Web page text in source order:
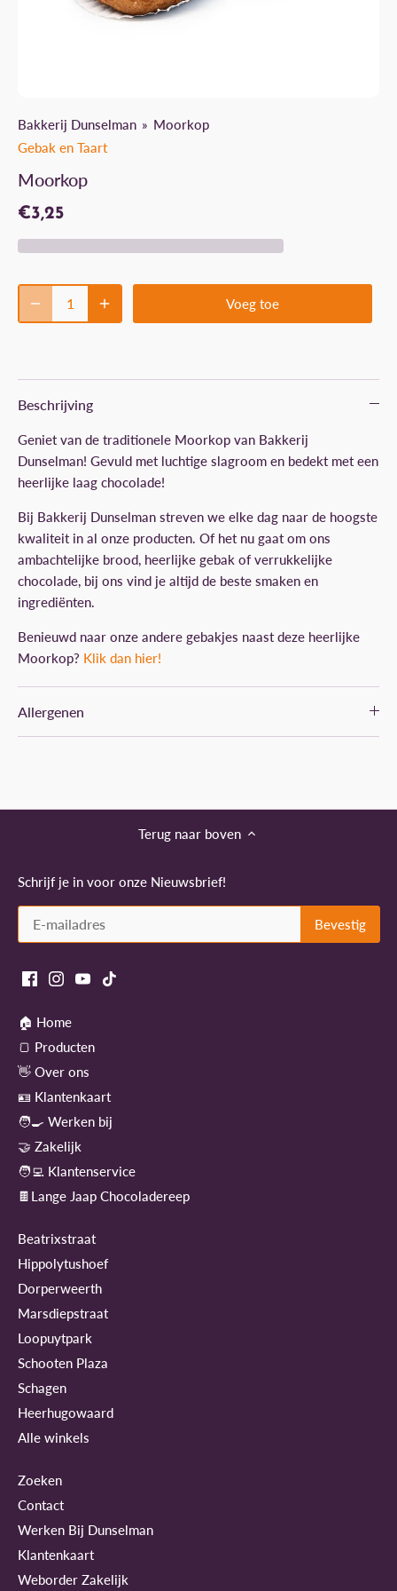
Bakkerij Dunselman
Moorkop
Gebak en Taart
Moorkop
€3,25
Voeg toe
Beschrijving
Geniet van de traditionele Moorkop van Bakkerij
Dunselman! Gevuld met luchtige slagroom en bedekt met een
heerlijke laag chocolade!
Bij Bakkerij Dunselman streven we elke dag naar de hoogste
kwaliteit in al onze producten. Of het nu gaat om ons
ambachtelijke brood, heerlijke gebak of verrukkelijke
chocolade, bij ons vind je altijd de beste smaken en
ingrediënten.
Benieuwd naar onze andere gebakjes naast deze heerlijke
Moorkop? Klik dan hier!
Allergenen
Terug naar boven
Schrijf je in voor onze Nieuwsbrief!
🏠 Home
🍞 Producten
👋 Over ons
🪪 Klantenkaart
🧑‍🍳 Werken bij
🤝 Zakelijk
🧑‍💻 Klantenservice
🍫Lange Jaap Chocoladereep
Beatrixstraat
Hippolytushoef
Dorperweerth
Marsdiepstraat
Loopuytpark
Schooten Plaza
Schagen
Heerhugowaard
Alle winkels
Zoeken
Contact
Werken Bij Dunselman
Klantenkaart
Weborder Zakelijk